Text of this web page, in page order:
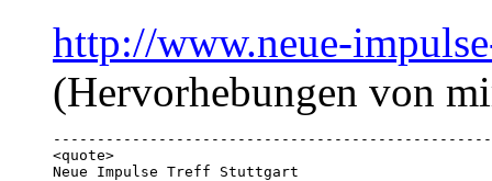
http://www.neue-
(Hervorhebungen von
<quote>
Neue Impulse Treff Stuttgart